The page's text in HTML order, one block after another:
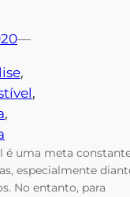
—
é uma meta
especialmente
No entanto, para